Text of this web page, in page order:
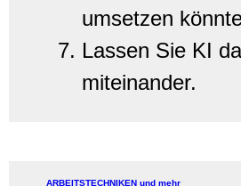
umsetzen
Lassen Sie KI
miteinander.
ARBEITSTECHNIKEN und mehr